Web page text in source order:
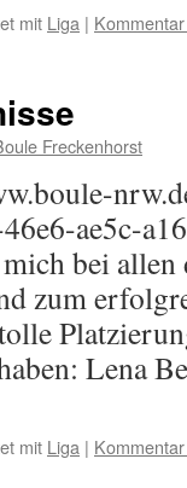
mit Liga |
Freckenhorst
ae5c-
bei allen
zum
Lena
mit Liga |